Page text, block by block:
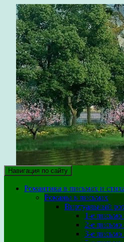
парк уюта
Здесь собраны крупицы
Навигация по сайту
Романтика в письмах и
Романы в письмах
Виртуальный
1-е письмо
2-е письмо
3-е письмо